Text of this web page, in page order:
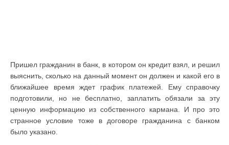
Пришел гражданин в банк, в котором он кредит взял, и решил
выяснить, сколько на данный момент он должен и какой его в
ближайшее время ждет график платежей. Ему справочку
подготовили, но не бесплатно, заплатить обязали за эту
ценную информацию из собственного кармана. И про это
странное условие тоже в договоре гражданина с банком
было указано.